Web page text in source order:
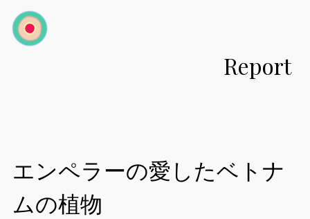
toggle
navigation
Report
エンペラーの愛したベトナ
ムの植物